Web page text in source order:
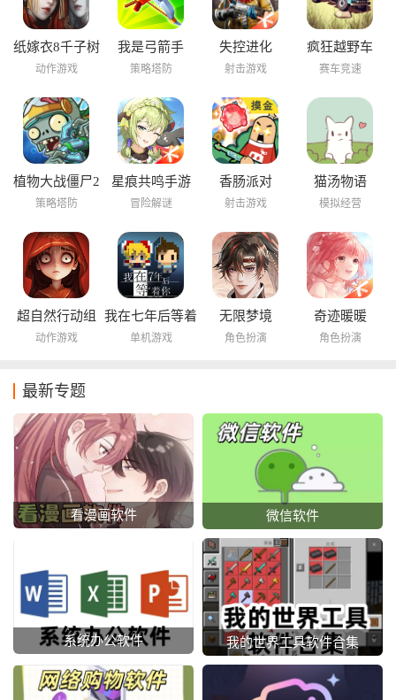
纸嫁衣8千子树
动作游戏
我是弓箭手
策略塔防
失控进化
射击游戏
疯狂越野车
赛车竞速
植物大战僵尸2
海底世界
策略塔防
星痕共鸣手游
冒险解谜
香肠派对
射击游戏
猫汤物语
模拟经营
超自然行动组
动作游戏
我在七年后等着
你
单机游戏
无限梦境
角色扮演
奇迹暖暖
角色扮演
最新专题
看漫画软件 微信软件
系统办公软件 我的世界工具软件合集